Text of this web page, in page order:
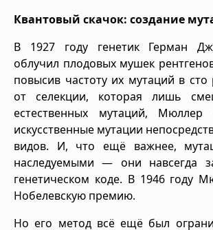
Квантовый скачок: создание
В 1927 году генетик Герман
облучил плодовых мушек
повысив частоту их мутаций в
от селекции, которая лишь
естественных мутаций, Мюллер
искусственные мутации
видов. И, что ещё важнее,
наследуемыми — они навсегда
генетическом коде. В 1946 году
Нобелевскую премию.
Но его метод всё ещё был